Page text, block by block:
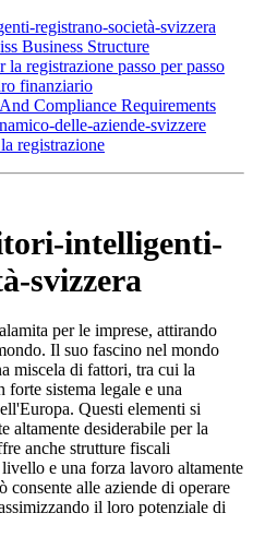
registrano-società-svizzera
Business Structure
registrazione passo per passo
finanziario
Compliance Requirements
delle-aziende-svizzere
registrazione
intelligenti-
svizzera
per le imprese, attirando
Il suo fascino nel mondo
miscela di fattori, tra cui la
sistema legale e una
Questi elementi si
altamente desiderabile per la
anche strutture fiscali
e una forza lavoro altamente
alle aziende di operare
il loro potenziale di